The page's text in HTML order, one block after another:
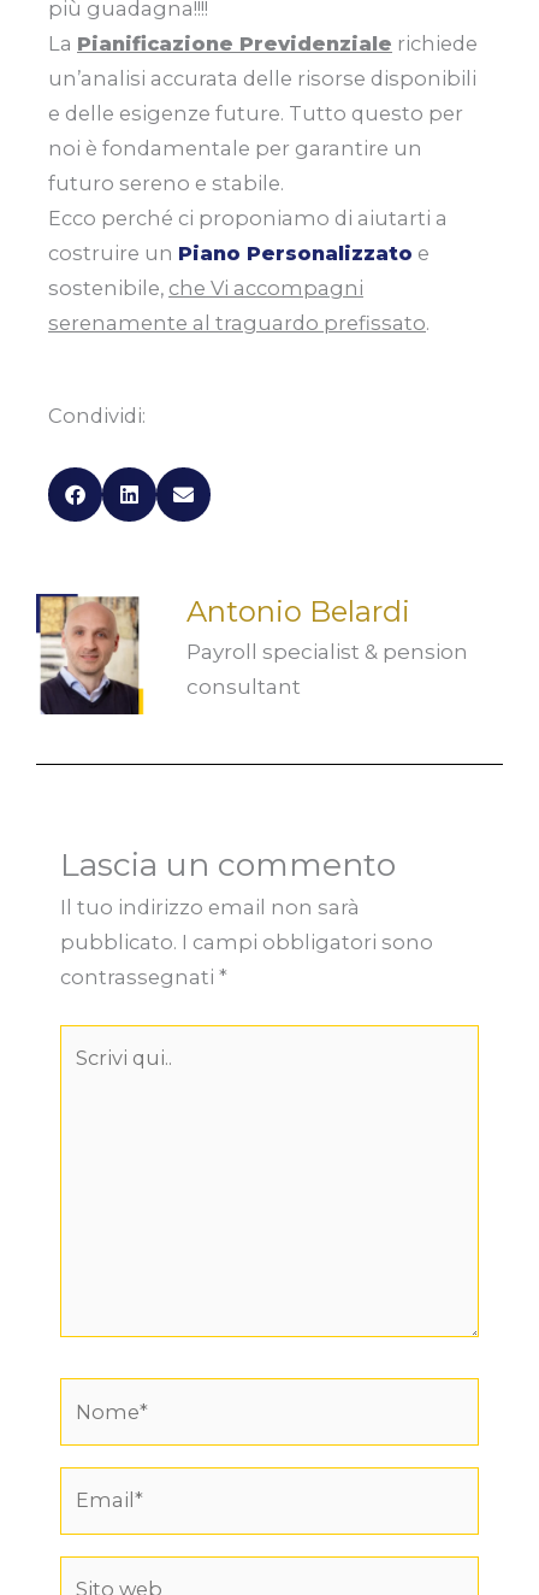
più guadagna!!!!
La Pianificazione Previdenziale richiede
un’analisi accurata delle risorse disponibili
e delle esigenze future. Tutto questo per
noi è fondamentale per garantire un
futuro sereno e stabile.
Ecco perché ci proponiamo di aiutarti a
costruire un Piano Personalizzato e
sostenibile, che Vi accompagni
serenamente al traguardo prefissato.
Condividi:
Antonio Belardi
Payroll specialist & pension
consultant
Lascia un commento
Il tuo indirizzo email non sarà
pubblicato. I campi obbligatori sono
contrassegnati *